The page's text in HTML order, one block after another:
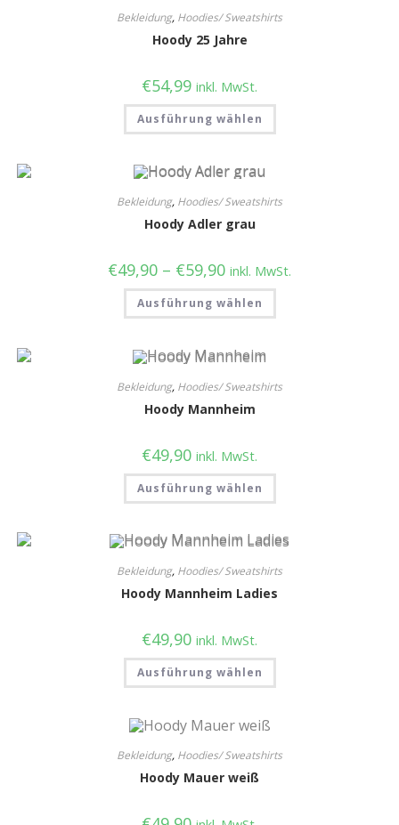
Bekleidung, Hoodies/ Sweatshirts
Hoody 25 Jahre
€54,99 inkl. MwSt.
Ausführung wählen
Bekleidung, Hoodies/ Sweatshirts
Hoody Adler grau
€49,90 – €59,90 inkl. MwSt.
Ausführung wählen
Bekleidung, Hoodies/ Sweatshirts
Hoody Mannheim
€49,90 inkl. MwSt.
Ausführung wählen
Bekleidung, Hoodies/ Sweatshirts
Hoody Mannheim Ladies
€49,90 inkl. MwSt.
Ausführung wählen
Bekleidung, Hoodies/ Sweatshirts
Hoody Mauer weiß